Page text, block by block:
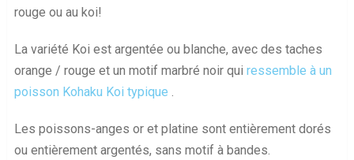
rouge ou au koi!
La variété Koi est argentée ou blanche, avec des taches
orange / rouge et un motif marbré noir qui ressemble à un
poisson Kohaku Koi typique .
Les poissons-anges or et platine sont entièrement dorés
ou entièrement argentés, sans motif à bandes.